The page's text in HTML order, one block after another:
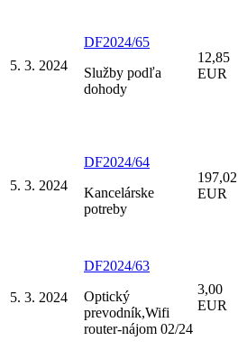
5. 3. 2024
DF2024/65
Služby podľa
dohody
12,85
EUR
5. 3. 2024
DF2024/64
Kancelárske
potreby
197,02
EUR
5. 3. 2024
DF2024/63
Optický
prevodník,Wifi
router-nájom 02/24
3,00
EUR